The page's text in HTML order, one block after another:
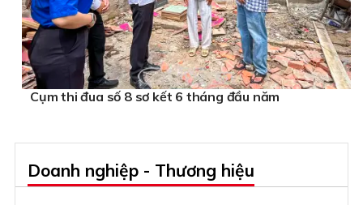
Cụm thi đua số 8 sơ kết 6 tháng đầu năm
Doanh nghiệp - Thương hiệu